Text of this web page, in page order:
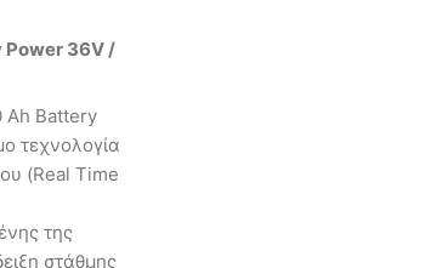
36V /
Ah Battery
τεχνολογία
(Real Time
της
στάθμης